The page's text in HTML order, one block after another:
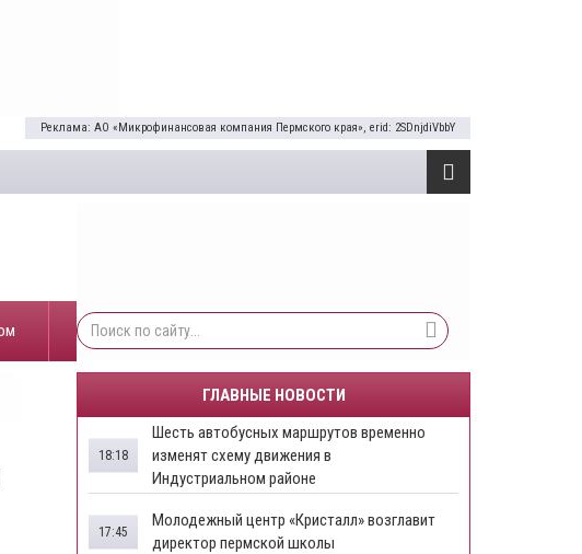
Реклама: АО «Микрофинансовая компания Пермского края», erid: 2SDnjdiVbbY
ГЛАВНЫЕ НОВОСТИ
Шесть автобусных маршрутов временно
изменят схему движения в
Индустриальном районе
18:18
Молодежный центр «Кристалл» возглавит
директор пермской школы
17:45